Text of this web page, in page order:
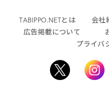
TABIPPO.NETとは 会社
広告掲載について
プライバ